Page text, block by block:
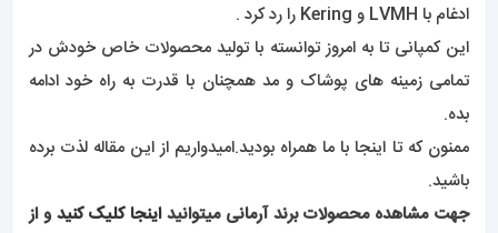
ادغام با LVMH و Kering را رد کرد .
این کمپانی تا به امروز توانسته با تولید محصولات خاص خودش در
تمامی زمینه های پوشاک و مد همچنان با قدرت به راه خود ادامه
بده.
ممنون که تا اینجا با ما همراه بودید.امیدواریم از این مقاله لذت برده
باشید.
جهت مشاهده محصولات برند آرمانی میتوانیداینجا کلیک کنید و از